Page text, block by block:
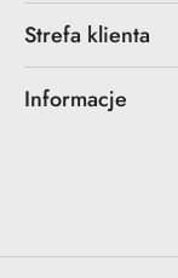
Strefa klienta
Informacje